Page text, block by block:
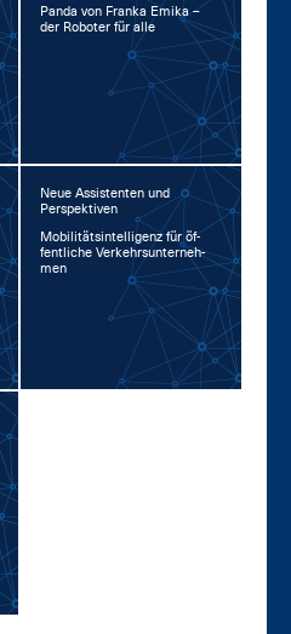
Pan­da von Fran­ka Emi­ka –
der Ro­bo­ter für al­le
Neue Assistenten und
Perspektiven
Mo­bi­li­täts­in­tel­li­genz für öf­
fent­li­che Ver­kehrs­un­ter­neh­
men